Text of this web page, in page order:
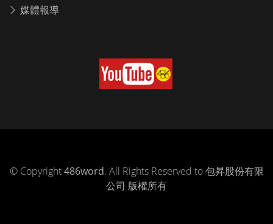
媒體報導
© Copyright486word. All Rights Reserved to 包昇股份有限
公司 版權所有